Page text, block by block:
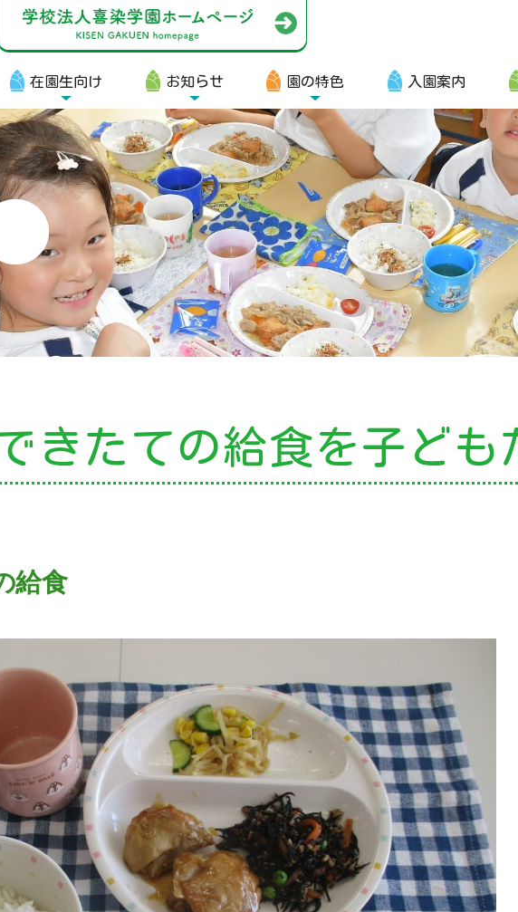
在園生向け お知らせ 園の特色 入園案内
在園生向け
・資料ダウンロード
・園からのお便り
・動画
・写真館（販売）
お知らせ
・ニュース
園の特色
・園の特色
未就園児教室
課外授業
きたての給食を子ども
給食